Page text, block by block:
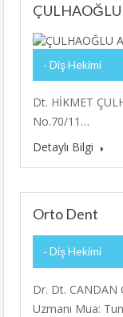
ÇULHAOĞLU
Diş Hekimi
Dt. HİKMET
No.70/11…
Detaylı Bilgi
Orto Dent
Diş Hekimi
Dr. Dt. CANDAN
Uzmanı Mua: